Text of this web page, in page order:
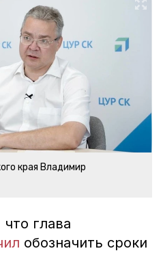
края Владимир
глава
обозначить сроки